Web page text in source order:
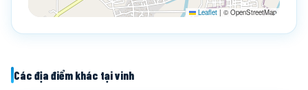
Leaflet | © OpenStreetMap
Các địa điểm khác tại vinh